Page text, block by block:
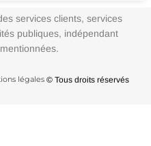
services clients, services
publiques, indépendant
légales © Tous droits réservés